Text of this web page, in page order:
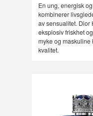
En ung, energisk
kombinerer
av sensualitet. Dior
eksplosiv friskhet
myke og maskuline
kvalitet.